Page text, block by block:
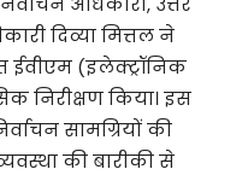
दिव्या मित्तल ने
ईवीएम (इलेक्ट्रॉनिक
निरीक्षण किया। इस
सामग्रियों की
की बारीकी से